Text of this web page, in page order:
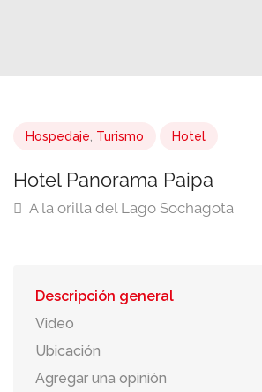
Hospedaje Turismo Hotel
Hotel Panorama Paipa
A la orilla del Lago Sochagota
Descripción general
Video
Ubicación
Agregar una opinión